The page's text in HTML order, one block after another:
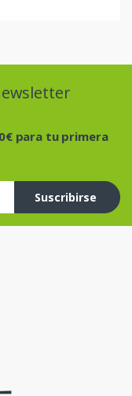
para tu primera
Suscribirse